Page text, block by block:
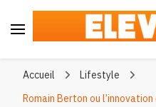
Accueil
Lifestyle
Romain Berton ou